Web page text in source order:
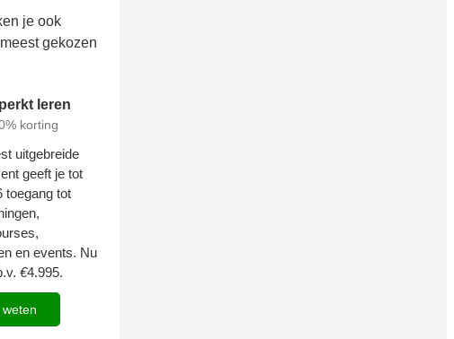
je ook
gekozen
leren
korting
uitgebreide
geeft je tot
toegang tot
en events. Nu
€4.995.